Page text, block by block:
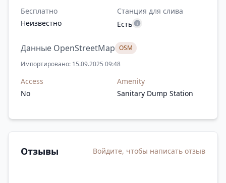
Бесплатно
Неизвестно
Станция для слива
Есть
Данные OpenStreetMap OSM
Импортировано: 15.09.2025 09:48
Access
No
Amenity
Sanitary Dump Station
Отзывы Войдите, чтобы написать отзыв